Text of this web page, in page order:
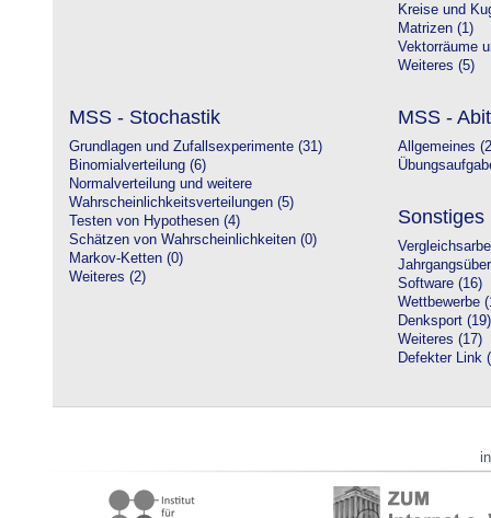
Kreise und
Matrizen (1)
Vektorräume
Weiteres (5)
MSS - Stochastik
Grundlagen und Zufallsexperimente (31)
Binomialverteilung (6)
Normalverteilung und weitere
Wahrscheinlichkeitsverteilungen (5)
Testen von Hypothesen (4)
Schätzen von Wahrscheinlichkeiten (0)
Markov-Ketten (0)
Weiteres (2)
MSS -
Allgemeines
Sonstiges
Software (16)
Wettbewerbe
Denksport (19)
Weiteres (17)
Defekter Link